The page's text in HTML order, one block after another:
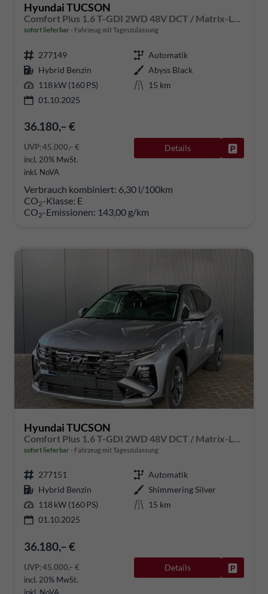
Hyundai TUCSON
Comfort Plus 1.6 T-GDI 2WD 48V DCT / Matrix-LED Elek. Heck 360° Kam. Teilleder Shz vo + hi Alu 18"
sofort lieferbar Fahrzeug mit Tageszulassung
277149
Automatik
Hybrid Benzin
Abyss Black
118 kW (160 PS)
15 km
01.10.2025
36.180,– €
UVP:45.000,– €
incl. 20% MwSt.
inkl. NoVA
Details
Verbrauch kombiniert: 6,30 l/100km
CO2-Klasse: E
CO2-Emissionen: 143,00 g/km
Hyundai TUCSON
sofort lieferbar Fahrzeug mit Tageszulassung
277151
Automatik
Hybrid Benzin
Shimmering Silver
118 kW (160 PS)
15 km
01.10.2025
36.180,– €
UVP:45.000,– €
incl. 20% MwSt.
inkl. NoVA
Details